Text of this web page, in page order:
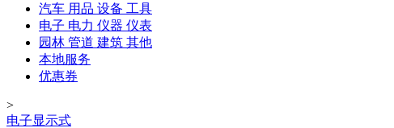
汽车 用品 设备 工具
电子 电力 仪器 仪表
园林 管道 建筑 其他
本地服务
优惠券
>
电子显示式